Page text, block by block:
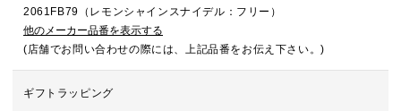
2061FB79（レモンシャインスナイデル：フリー）
他のメーカー品番を表示する
(店舗でお問い合わせの際には、上記品番をお伝え下さい。)
ギフトラッピング